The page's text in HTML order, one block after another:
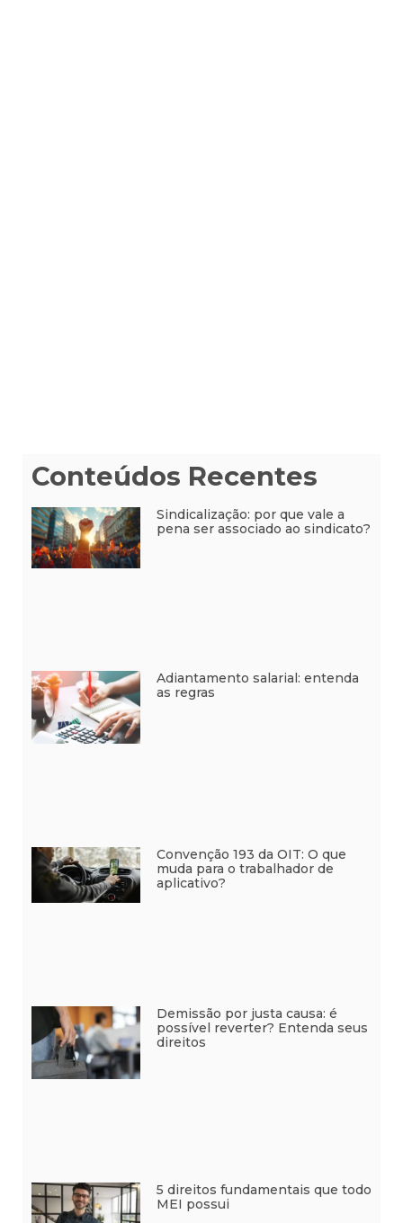
Conteúdos Recentes
Sindicalização: por que vale a
pena ser associado ao sindicato?
Adiantamento salarial: entenda
as regras
Convenção 193 da OIT: O que
muda para o trabalhador de
aplicativo?
Demissão por justa causa: é
possível reverter? Entenda seus
direitos
5 direitos fundamentais que todo
MEI possui